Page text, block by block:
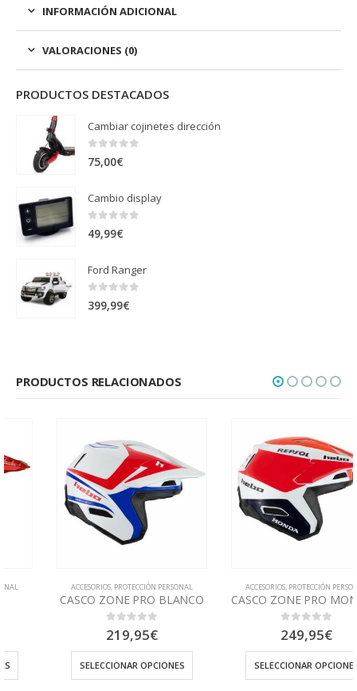
INFORMACIÓN ADICIONAL
VALORACIONES (0)
PRODUCTOS DESTACADOS
Cambiar cojinetes dirección
0out of 5
75,00€
Cambio display
0 out of 5
49,99€
Ford Ranger
0 out of 5
399,99€
PRODUCTOS RELACIONADOS
,PROTECCIÓN PERSONAL
CASCO ZONE PRO BLANCO
out of 5
219,95€
SELECCIONAR OPCIONES
,PROTECCIÓN PERSONAL
CASCO ZONE PRO MONTESA TEAM
out of 5
249,95€
SELECCIONAR OPCIONES